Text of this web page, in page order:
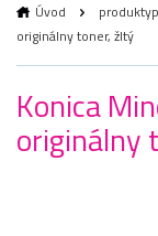
Úvod
originálny toner, žltý
Konica
originálny